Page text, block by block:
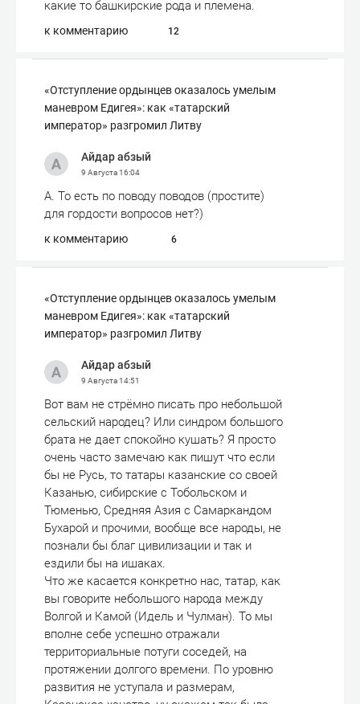
какие то башкирские рода и племена.
к комментарию 12
«Отступле­ние ордынцев оказалось умелым
маневром Едигея»: как «татарский
император» разгромил Литву
Айдар абзый
9 Августа16:04
А. То есть по поводу поводов (простите)
для гордости вопросов нет?)
к комментарию 6
«Отступле­ние ордынцев оказалось умелым
маневром Едигея»: как «татарский
император» разгромил Литву
Айдар абзый
9 Августа14:51
Вот вам не стрёмно писать про небольшой
сельский народец? Или синдром большого
брата не дает спокойно кушать? Я просто
очень часто замечаю как пишут что если
бы не Русь, то татары казанские со своей
Казанью, сибирские с Тобольском и
Тюменью, Средняя Азия с Самаркандом
Бухарой и прочими, вообще все народы, не
познали бы благ цивилизации и так и
ездили бы на ишаках.
Что же касается конкретно нас, татар, как
вы говорите небольшого народа между
Волгой и Камой (Идель и Чулман). То мы
вполне себе успешно отражали
территориальные потуги соседей, на
протяжении долгого времени. По уровню
развития не уступала и размерам,